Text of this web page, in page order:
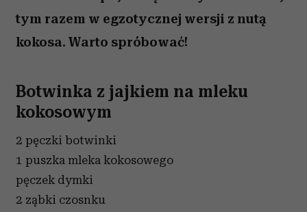
tym razem w egzotycznej wersji z nutą
kokosa. Warto spróbować!
Botwinka z jajkiem na mleku
kokosowym
2 pęczki botwinki
1 puszka mleka kokosowego
pęczek dymki
2 ząbki czosnku